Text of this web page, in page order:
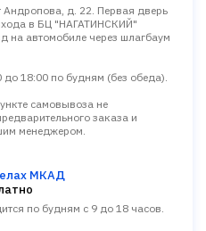
Андропова, д. 22. Первая дверь
в БЦ "НАГАТИНСКИЙ"
на автомобиле через шлагбаум
до 18:00 по будням (без обеда).
самовывоза не
заказа и
менеджером.
МКАД
по будням с 9 до 18 часов.